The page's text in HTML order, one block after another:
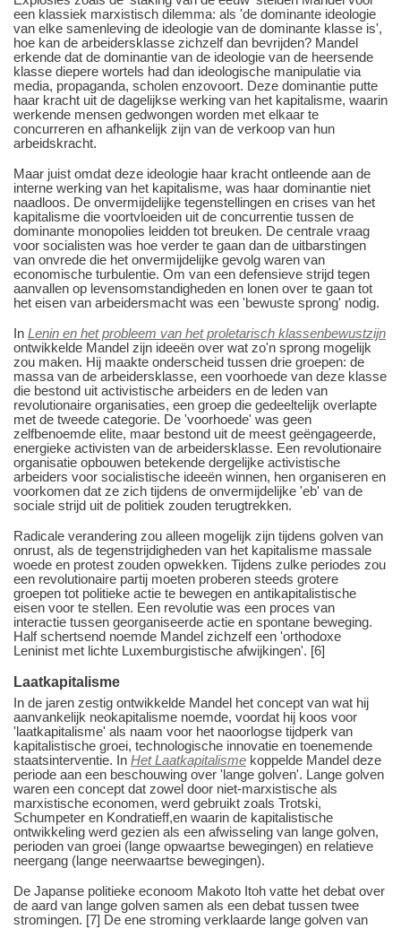
een klassiek marxistisch dilemma: als 'de dominante ideologie
van elke samenleving de ideologie van de dominante klasse is',
hoe kan de arbeidersklasse zichzelf dan bevrijden? Mandel
erkende dat de dominantie van de ideologie van de heersende
klasse diepere wortels had dan ideologische manipulatie via
media, propaganda, scholen enzovoort. Deze dominantie putte
haar kracht uit de dagelijkse werking van het kapitalisme, waarin
werkende mensen gedwongen worden met elkaar te
concurreren en afhankelijk zijn van de verkoop van hun
arbeidskracht.
Maar juist omdat deze ideologie haar kracht ontleende aan de
interne werking van het kapitalisme, was haar dominantie niet
naadloos. De onvermijdelijke tegenstellingen en crises van het
kapitalisme die voortvloeiden uit de concurrentie tussen de
dominante monopolies leidden tot breuken. De centrale vraag
voor socialisten was hoe verder te gaan dan de uitbarstingen
van onvrede die het onvermijdelijke gevolg waren van
economische turbulentie. Om van een defensieve strijd tegen
aanvallen op levensomstandigheden en lonen over te gaan tot
het eisen van arbeidersmacht was een 'bewuste sprong' nodig.
In Lenin en het probleem van het proletarisch klassenbewustzijn
ontwikkelde Mandel zijn ideeën over wat zo'n sprong mogelijk
zou maken. Hij maakte onderscheid tussen drie groepen: de
massa van de arbeidersklasse, een voorhoede van deze klasse
die bestond uit activistische arbeiders en de leden van
revolutionaire organisaties, een groep die gedeeltelijk overlapte
met de tweede categorie. De 'voorhoede' was geen
zelfbenoemde elite, maar bestond uit de meest geëngageerde,
energieke activisten van de arbeidersklasse. Een revolutionaire
organisatie opbouwen betekende dergelijke activistische
arbeiders voor socialistische ideeën winnen, hen organiseren en
voorkomen dat ze zich tijdens de onvermijdelijke 'eb' van de
sociale strijd uit de politiek zouden terugtrekken.
Radicale verandering zou alleen mogelijk zijn tijdens golven van
onrust, als de tegenstrijdigheden van het kapitalisme massale
woede en protest zouden opwekken. Tijdens zulke periodes zou
een revolutionaire partij moeten proberen steeds grotere
groepen tot politieke actie te bewegen en antikapitalistische
eisen voor te stellen. Een revolutie was een proces van
interactie tussen georganiseerde actie en spontane beweging.
Half schertsend noemde Mandel zichzelf een 'orthodoxe
Leninist met lichte Luxemburgistische afwijkingen'. [6]
Laatkapitalisme
In de jaren zestig ontwikkelde Mandel het concept van wat hij
aanvankelijk neokapitalisme noemde, voordat hij koos voor
'laatkapitalisme' als naam voor het naoorlogse tijdperk van
kapitalistische groei, technologische innovatie en toenemende
staatsinterventie. In Het Laatkapitalisme koppelde Mandel deze
periode aan een beschouwing over 'lange golven'. Lange golven
waren een concept dat zowel door niet-marxistische als
marxistische economen, werd gebruikt zoals Trotski,
Schumpeter en Kondratieff,en waarin de kapitalistische
ontwikkeling werd gezien als een afwisseling van lange golven,
perioden van groei (lange opwaartse bewegingen) en relatieve
neergang (lange neerwaartse bewegingen).
De Japanse politieke econoom Makoto Itoh vatte het debat over
de aard van lange golven samen als een debat tussen twee
stromingen. [7] De ene stroming verklaarde lange golven van